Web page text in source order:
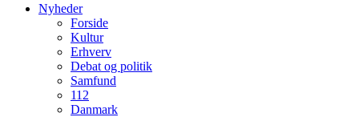
Nyheder
Forside
Kultur
Erhverv
Debat og politik
Samfund
112
Danmark